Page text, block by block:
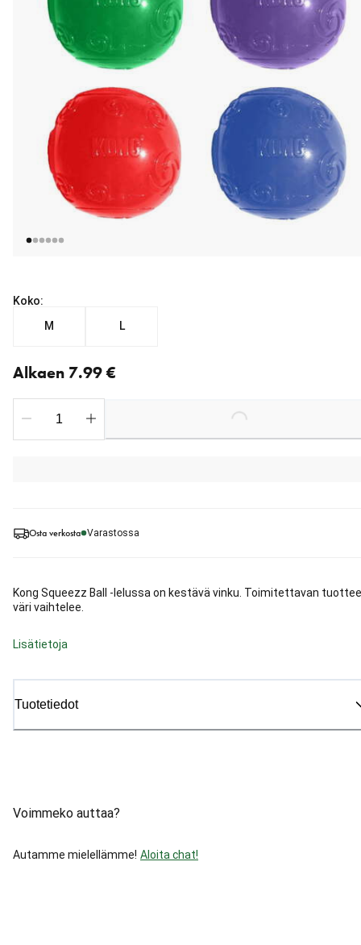
Osta verkosta Varastossa
Kong Squeezz Ball -lelussa on kestävä vinku. Toimitettavan
väri vaihtelee.
Lisätietoja
Tuotetiedot
Voimmeko auttaa?
Autamme mielellämme! Aloita chat!
Koko:
M
L
Alkaen 7.99 €
Loading...